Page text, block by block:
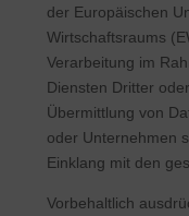
der Europäischen
Wirtschaftsraums
Verarbeitung im
Diensten Dritter
Übermittlung von
oder Unternehmen
Einklang mit den
Vorbehaltlich